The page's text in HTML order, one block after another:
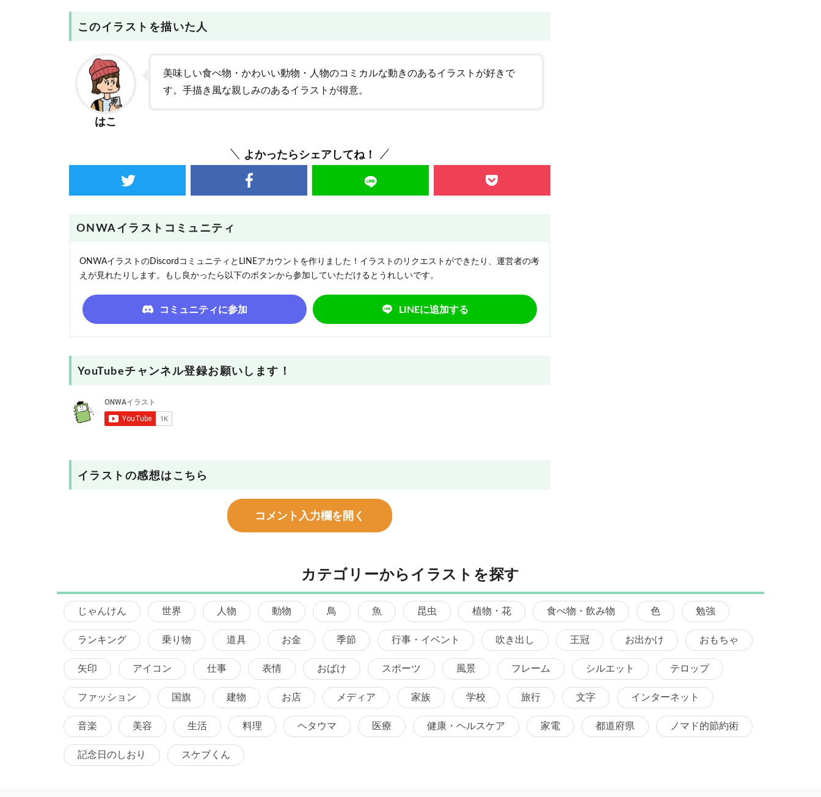
このイラストを描いた人
はこ
美味しい食べ物・かわいい動物・人物のコミカルな動きのあるイラストが好きで
す。手描き風な親しみのあるイラストが得意。
よかったらシェアしてね！
ONWAイラストコミュニティ
ONWAイラストのDiscordコミュニティとLINEアカウントを作りました！イラストのリクエストができたり、運営者の考
えが見れたりします。もし良かったら以下のボタンから参加していただけるとうれしいです。
コミュニティに参加 LINEに追加する
YouTubeチャンネル登録お願いします！
イラストの感想はこちら
コメント入力欄を開く
カテゴリーからイラストを探す
じゃんけん 世界 人物 動物 鳥 魚 昆虫 植物・花 食べ物・飲み物 色 勉強
ランキング 乗り物 道具 お金 季節 行事・イベント 吹き出し 王冠 お出かけ おもちゃ
矢印 アイコン 仕事 表情 おばけ スポーツ 風景 フレーム シルエット テロップ
ファッション 国旗 建物 お店 メディア 家族 学校 旅行 文字 インターネット
音楽 美容 生活 料理 ヘタウマ 医療 健康・ヘルスケア 家電 都道府県 ノマド的節約術
記念日のしおり スケブくん